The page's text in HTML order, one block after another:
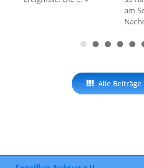
am
Alle Beiträge